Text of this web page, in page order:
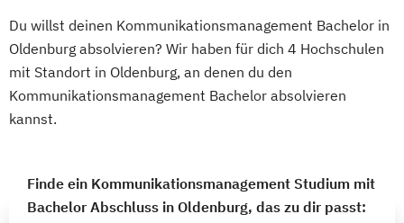
Du willst deinen Kommunikationsmanagement Bachelor in
Oldenburg absolvieren? Wir haben für dich 4 Hochschulen
mit Standort in Oldenburg, an denen du den
Kommunikationsmanagement Bachelor absolvieren
kannst.
Finde ein Kommunikationsmanagement Studium mit
Bachelor Abschluss in Oldenburg, das zu dir passt: